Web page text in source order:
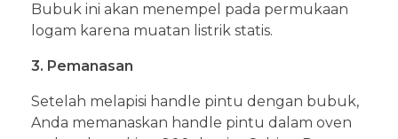
Bubuk ini akan menempel pada permukaan
logam karena muatan listrik statis.
3. Pemanasan
Setelah melapisi handle pintu dengan bubuk,
Anda memanaskan handle pintu dalam oven